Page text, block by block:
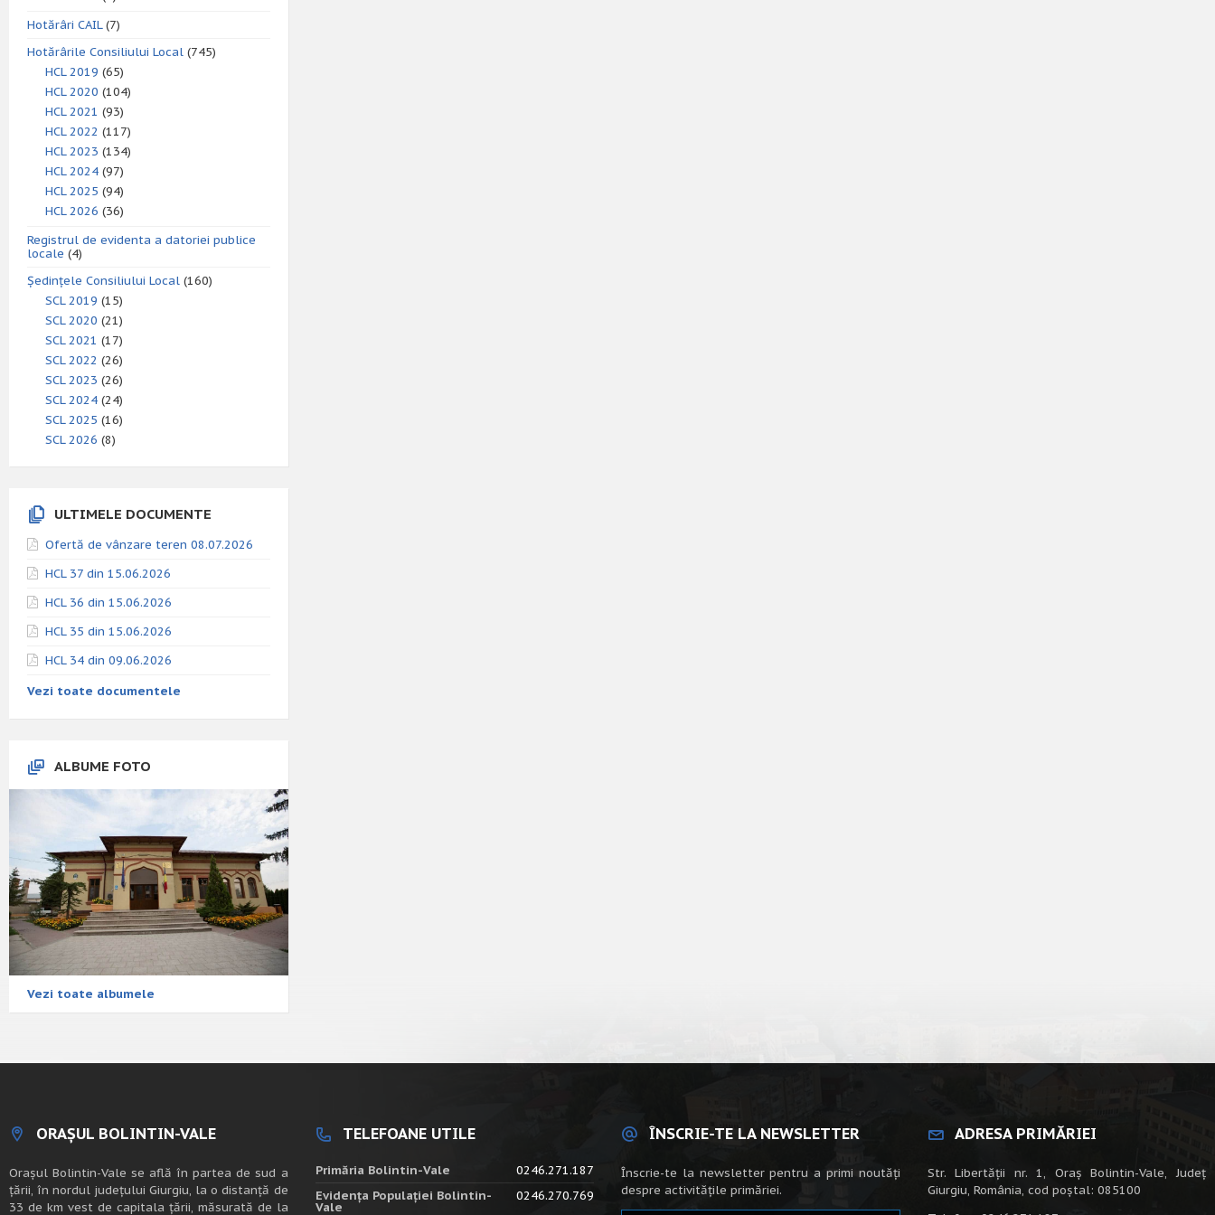
Hotărâri CAIL(7)
Hotărârile Consiliului Local (745)
HCL 2019 (65)
HCL 2020 (104)
HCL 2021 (93)
HCL 2022 (117)
HCL 2023 (134)
HCL 2024 (97)
HCL 2025 (94)
HCL 2026 (36)
Registrul de evidenta a datoriei publice
locale (4)
Ședințele Consiliului Local (160)
SCL 2019 (15)
SCL 2020 (21)
SCL 2021 (17)
SCL 2022 (26)
SCL 2023 (26)
SCL 2024 (24)
SCL 2025 (16)
SCL 2026 (8)
ULTIMELE DOCUMENTE
Ofertă de vânzare teren 08.07.2026
HCL 37 din 15.06.2026
HCL 36 din 15.06.2026
HCL 35 din 15.06.2026
HCL 34 din 09.06.2026
Vezi toate documentele
ALBUME FOTO
Vezi toate albumele
ORAȘUL BOLINTIN-VALE
Oraşul Bolintin-Vale se află în partea de sud a
ţării, în nordul judeţului Giurgiu, la o distanţă de
33 de km vest de capitala țării, măsurată de la
TELEFOANE UTILE
Primăria Bolintin-Vale
0246.271.187
Evidența Populației Bolintin-
Vale
0246.270.769
ÎNSCRIE-TE LA NEWSLETTER
Înscrie-te la newsletter pentru a primi noutăți
despre activitățile primăriei.
ADRESA PRIMĂRIEI
Str. Libertății nr. 1, Oraș Bolintin-Vale, Județ
Giurgiu, România, cod poștal: 085100